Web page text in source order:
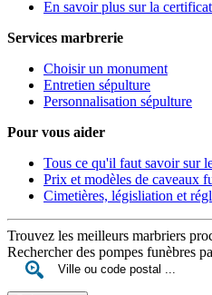
En savoir plus sur la
Services marbrerie
Choisir un monument
Entretien sépulture
Personnalisation sépulture
Pour vous aider
Tous ce qu'il faut savoir sur
Prix et modèles de caveaux
Cimetières, législiation et
Trouvez les meilleurs marbriers
Rechercher des pompes funèbres